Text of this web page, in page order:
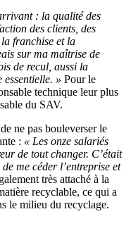
: la qualité des
des clients, des
franchise et la
sur ma maîtrise de
de recul, aussi la
essentielle. » Pour le
technique leur plus
du SAV.
ne pas bouleverser le
: « Les onze salariés
de tout changer. C’était
me céder l’entreprise et
très attaché à la
recyclable, ce qui a
le milieu du recyclage.